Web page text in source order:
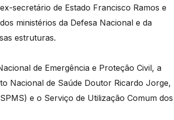
secretário de Estado Francisco Ramos e
ministérios da Defesa Nacional e da
estruturas.
de Emergência e Proteção Civil, a
Nacional de Saúde Doutor Ricardo Jorge,
e o Serviço de Utilização Comum dos